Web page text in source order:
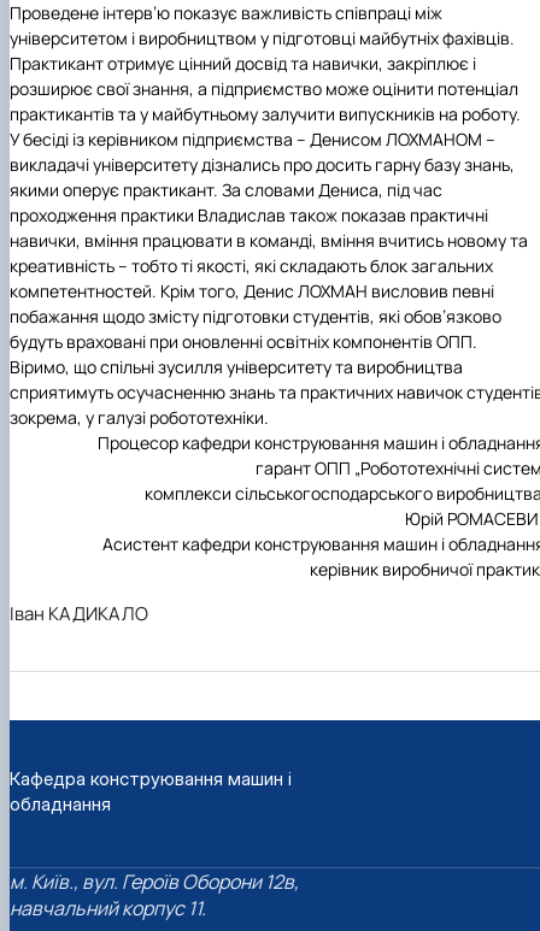
Проведене інтерв’ю показує важливість співпраці між
університетом і виробництвом у підготовці майбутніх фахівців.
Практикант отримує цінний досвід та навички, закріплює і
розширює свої знання, а підприємство може оцінити потенціал
практикантів та у майбутньому залучити випускників на роботу.
У бесіді із керівником підприємства – Денисом ЛОХМАНОМ –
викладачі університету дізнались про досить гарну базу знань,
якими оперує практикант. За словами Дениса, під час
проходження практики Владислав також показав практичні
навички, вміння працювати в команді, вміння вчитись новому та
креативність – тобто ті якості, які складають блок загальних
компетентностей. Крім того, Денис ЛОХМАН висловив певні
побажання щодо змісту підготовки студентів, які обов’язково
будуть враховані при оновленні освітніх компонентів ОПП.
Віримо, що спільні зусилля університету та виробництва
сприятимуть осучасненню знань та практичних навичок
зокрема, у галузі робототехніки.
Процесор кафедри конструювання машин і
гарант ОПП „Робототехнічні
комплекси сільськогосподарського
Юрій
Асистент кафедри конструювання машин і
керівник виробничої
Іван КАДИКАЛО
Кафедра конструювання машин і
обладнання
м. Київ., вул. Героїв Оборони 12в,
навчальний корпус 11.